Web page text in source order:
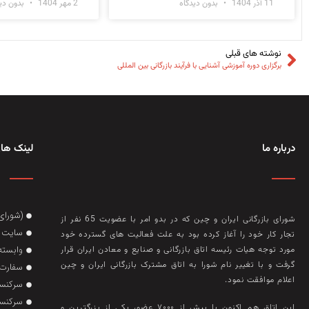
11 آذر 1404 بدون دیدگاه 2 مهر 1404 بدون
نوشته های قبلی
برگزاری دوره آموزشی آشنایی با فرآیند بازرگانی بین المللی
درباره ما
شورای بازرگانی ایران و چین که در بدو امر با عضويت 65 نفر از
تجار کار خود را آغاز کرده بود به علت فعاليت‌ های گسترده خود
مورد توجه هيات رئيسه اتاق بازرگانی و صنايع و معادن ايران قرار
گرفت و با تغيير نام شورا به اتاق مشترک بازرگانی ايران و چين
اعلام موافقت نمود.
لینک
سایت